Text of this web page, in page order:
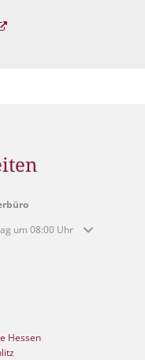
auszublenden
um 08:00 Uhr
Hessen